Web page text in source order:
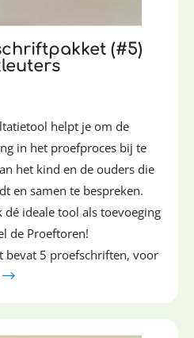
(#5)
helpt je om de
in het proefproces bij te
het kind en de ouders die
en samen te bespreken.
dé ideale tool als toevoeging
de Proeftoren!
bevat 5 proefschriften, voor